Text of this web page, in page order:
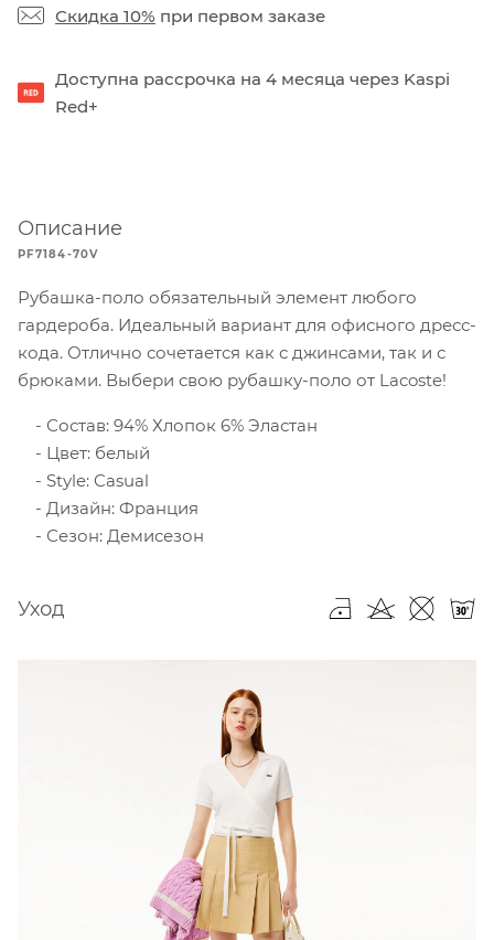
Скидка 10% при первом заказе
Доступна рассрочка на 4 месяца через Kaspi
Red+
Описание
PF7184-70V
Рубашка-поло обязательный элемент любого
гардероба. Идеальный вариант для офисного дресс-
кода. Отлично сочетается как с джинсами, так и с
брюками. Выбери свою рубашку-поло от Lacoste!
Состав: 94% Хлопок 6% Эластан
Цвет: белый
Style: Casual
Дизайн: Франция
Сезон: Демисезон
Уход